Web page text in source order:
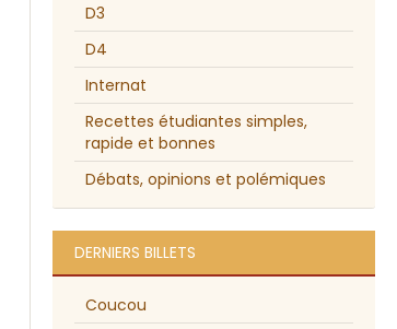
D3
D4
Internat
Recettes étudiantes simples,
rapide et bonnes
Débats, opinions et polémiques
DERNIERS BILLETS
Coucou